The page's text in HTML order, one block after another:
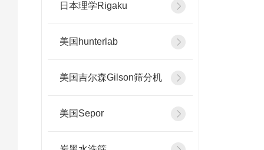
日本理学Rigaku
美国hunterlab
美国吉尔森Gilson筛分机
美国Sepor